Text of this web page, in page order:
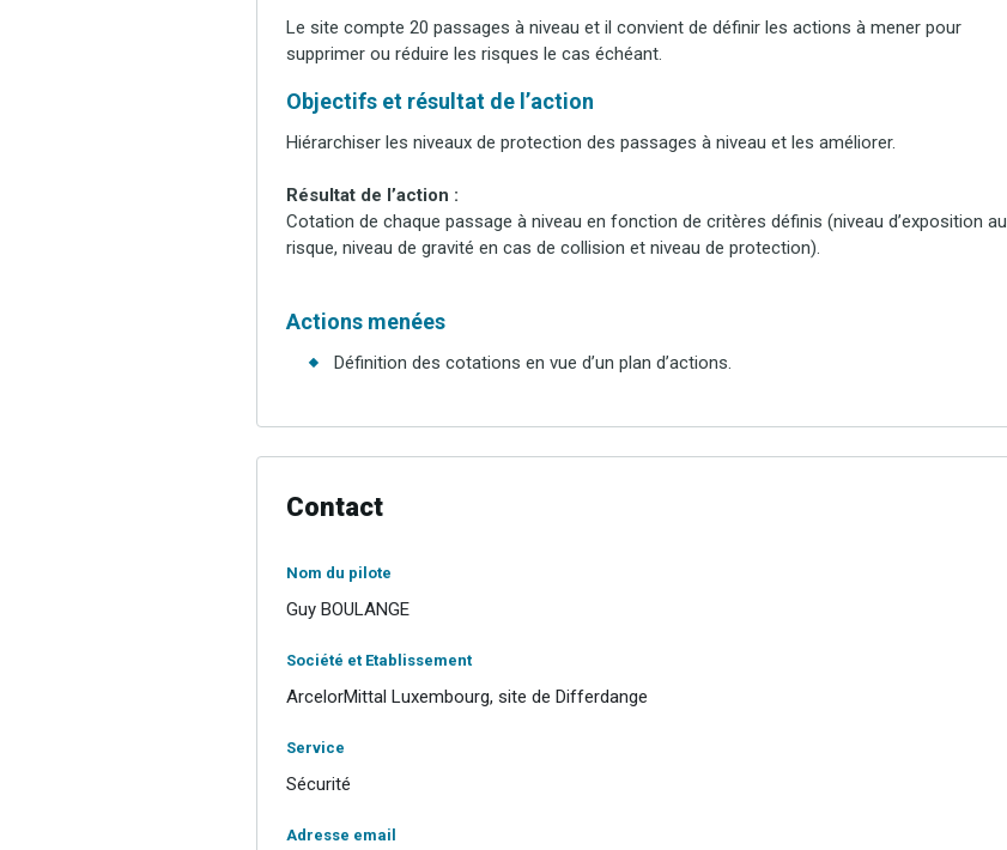
Le site compte 20 passages à niveau et il convient de définir les actions à mener pour
supprimer ou réduire les risques le cas échéant.
Objectifs et résultat de l’action
Hiérarchiser les niveaux de protection des passages à niveau et les améliorer.
Résultat de l’action :
Cotation de chaque passage à niveau en fonction de critères définis (niveau d’exposition au
risque, niveau de gravité en cas de collision et niveau de protection).
Actions menées
Définition des cotations en vue d’un plan d’actions.
Contact
Nom du pilote
Guy BOULANGE
Société et Etablissement
ArcelorMittal Luxembourg, site de Differdange
Service
Sécurité
Adresse email